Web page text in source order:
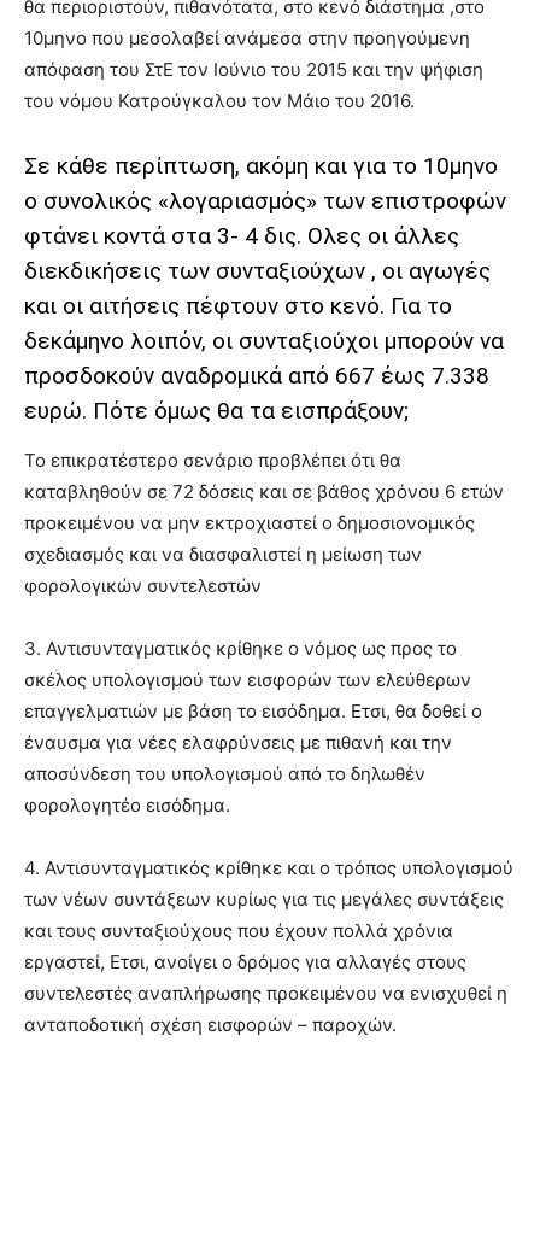
θα περιοριστούν, πιθανότατα, στο κενό διάστημα ,στο
10μηνο που μεσολαβεί ανάμεσα στην προηγούμενη
απόφαση του ΣτΕ τον Ιούνιο του 2015 και την ψήφιση
του νόμου Κατρούγκαλου τον Μάιο του 2016.
Σε κάθε περίπτωση, ακόμη και για το 10μηνο
ο συνολικός «λογαριασμός» των επιστροφών
φτάνει κοντά στα 3- 4 δις. Ολες οι άλλες
διεκδικήσεις των συνταξιούχων , οι αγωγές
και οι αιτήσεις πέφτουν στο κενό. Για το
δεκάμηνο λοιπόν, οι συνταξιούχοι μπορούν να
προσδοκούν αναδρομικά από 667 έως 7.338
ευρώ. Πότε όμως θα τα εισπράξουν;
Το επικρατέστερο σενάριο προβλέπει ότι θα
καταβληθούν σε 72 δόσεις και σε βάθος χρόνου 6 ετών
προκειμένου να μην εκτροχιαστεί ο δημοσιονομικός
σχεδιασμός και να διασφαλιστεί η μείωση των
φορολογικών συντελεστών
3. Αντισυνταγματικός κρίθηκε ο νόμος ως προς το
σκέλος υπολογισμού των εισφορών των ελεύθερων
επαγγελματιών με βάση το εισόδημα. Ετσι, θα δοθεί ο
έναυσμα για νέες ελαφρύνσεις με πιθανή και την
αποσύνδεση του υπολογισμού από το δηλωθέν
φορολογητέο εισόδημα.
4. Αντισυνταγματικός κρίθηκε και ο τρόπος υπολογισμού
των νέων συντάξεων κυρίως για τις μεγάλες συντάξεις
και τους συνταξιούχους που έχουν πολλά χρόνια
εργαστεί, Ετσι, ανοίγει ο δρόμος για αλλαγές στους
συντελεστές αναπλήρωσης προκειμένου να ενισχυθεί η
ανταποδοτική σχέση εισφορών – παροχών.